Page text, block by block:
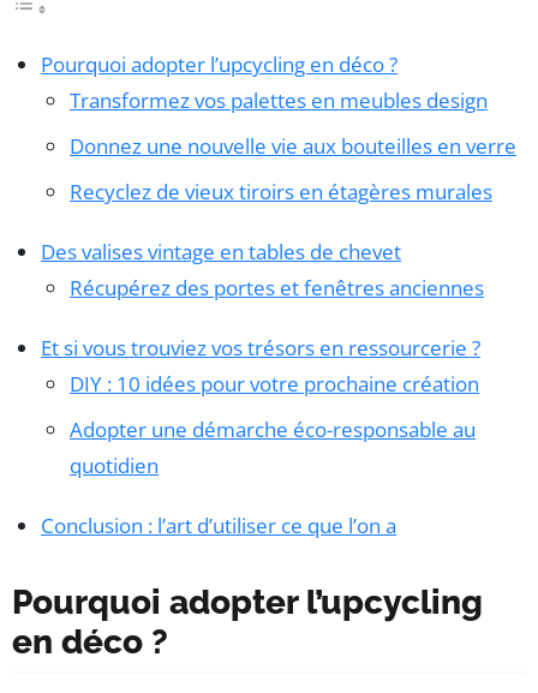
Pourquoi adopter l’upcycling en déco ?
Transformez vos palettes en meubles design
Donnez une nouvelle vie aux bouteilles en verre
Recyclez de vieux tiroirs en étagères murales
Des valises vintage en tables de chevet
Récupérez des portes et fenêtres anciennes
Et si vous trouviez vos trésors en ressourcerie ?
DIY : 10 idées pour votre prochaine création
Adopter une démarche éco-responsable au
quotidien
Conclusion : l’art d’utiliser ce que l’on a
Pourquoi adopter l’upcycling
en déco ?